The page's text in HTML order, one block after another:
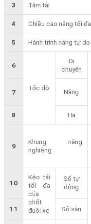
3 Tâm tải
4 Chiều cao nâng tối đa
5 Hành trình nâng tự do
6
Tốc độ
Di
chuyển
7 Nâng
8 Hạ
9
Khung nâng
nghiêng
10
Kéo tải
tối đa
của
chốt
đuôi xe
Số tự
động
11 Số sàn